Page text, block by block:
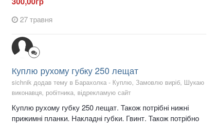
27 травня
Куплю рухому губку 250 лещат
sichnik додав тему в Барахолка - Куплю, Замовлю виріб, Шукаю
виконавця, робітника, відрекламую сайт
Куплю рухому губку 250 лещат. Також потрібні нижні
прижимні планки. Накладні губки. Гвинт. Також потрібно